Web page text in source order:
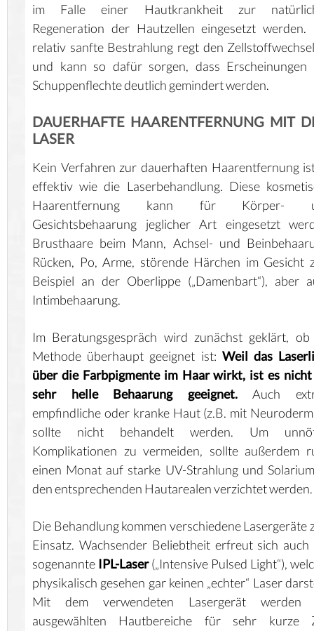
im Falle einer Hautkrankheit zur
Regeneration der Hautzellen eingesetzt werden.
relativ sanfte Bestrahlung regt den
und kann so dafür sorgen, dass Erscheinungen
Schuppenflechte deutlich gemindert werden.
DAUERHAFTE HAARENTFERNUNG MIT
LASER
Kein Verfahren zur dauerhaften Haarentfernung
effektiv wie die Laserbehandlung. Diese
Haarentfernung kann für Körper-
Gesichtsbehaarung jeglicher Art eingesetzt
Brusthaare beim Mann, Achsel- und
Rücken, Po, Arme, störende Härchen im Gesicht
Beispiel an der Oberlippe („Damenbart“), aber
Intimbehaarung.
Im Beratungsgespräch wird zunächst geklärt,
Methode überhaupt geeignet ist: Weil das
über die Farbpigmente im Haar wirkt, ist es
sehr helle Behaarung geeignet.Auch
empfindliche oder kranke Haut (z.B. mit
sollte nicht behandelt werden. Um
Komplikationen zu vermeiden, sollte außerdem
einen Monat auf starke UV-Strahlung und
den entsprechenden Hautarealen verzichtet werden.
Die Behandlung kommen verschiedene Lasergeräte
Einsatz. Wachsender Beliebtheit erfreut sich auch
sogenannte IPL-Laser(„Intensive Pulsed Light“),
physikalisch gesehen gar keinen „echter“ Laser
Mit dem verwendeten Lasergerät werden
ausgewählten Hautbereiche für sehr kurze